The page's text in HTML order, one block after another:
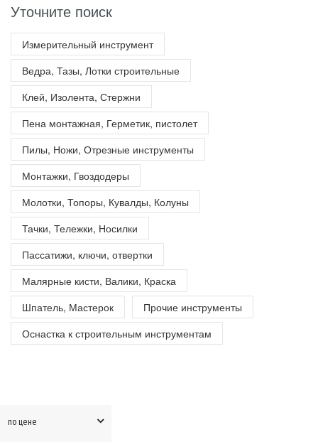
Уточните поиск
Измерительный инструмент
Ведра, Тазы, Лотки строительные
Клей, Изолента, Стержни
Пена монтажная, Герметик, пистолет
Пилы, Ножи, Отрезные инструменты
Монтажки, Гвоздодеры
Молотки, Топоры, Кувалды, Колуны
Тачки, Тележки, Носилки
Пассатижи, ключи, отвертки
Малярные кисти, Валики, Краска
Шпатель, Мастерок
Прочие инструменты
Оснастка к строительным инструментам
по цене